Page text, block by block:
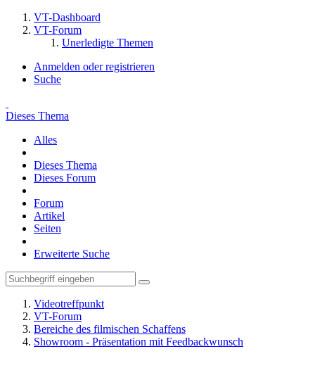
VT-Dashboard
VT-Forum
Unerledigte Themen
Anmelden oder registrieren
Suche
Dieses Thema
Alles
Dieses Thema
Dieses Forum
Forum
Artikel
Seiten
Erweiterte Suche
Videotreffpunkt
VT-Forum
Bereiche des filmischen Schaffens
Showroom - Präsentation mit Feedbackwunsch